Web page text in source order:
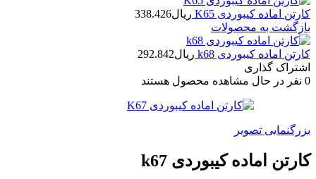
کارتن اماده کیبوردی K65 ریال338.426
بازگشت به محصولات
کارتن اماده کیبوردی k68 ریال292.842
اشتراک گذاری
0 نفر در حال مشاهده محصول هستند
بزرگنمایی تصویر
کارتن اماده کیبوردی k67